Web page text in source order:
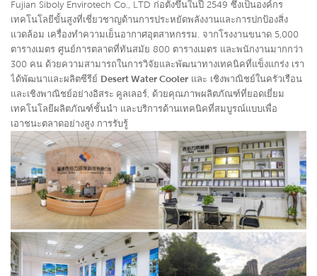
Fujian Siboly Envirotech Co., LTD ก่อตั้งขึ้นในปี 2549 ซึ่งเป็นองค์กร
เทคโนโลยีขั้นสูงที่เชี่ยวชาญด้านการประหยัดพลังงานและการปกป้องสิ่ง
แวดล้อม เครื่องทำความเย็นอากาศอุตสาหกรรม. จากโรงงานขนาด 5,000
ตารางเมตร ศูนย์การตลาดที่ทันสมัย ​​800 ตารางเมตร และพนักงานมากกว่า
300 คน ด้วยความสามารถในการวิจัยและพัฒนาทางเทคนิคที่แข็งแกร่ง เรา
ได้พัฒนาและผลิตซีรีย์ Desert Water Cooler และ เชิงพาณิชย์ในครัวเรือน
และเชิงพาณิชย์อย่างอิสระ คูลเลอร์, ด้วยคุณภาพผลิตภัณฑ์ที่ยอดเยี่ยม
เทคโนโลยีผลิตภัณฑ์ชั้นนำ และบริการด้านเทคนิคที่สมบูรณ์แบบเพื่อ
เอาชนะตลาดอย่างสูง การรับรู้